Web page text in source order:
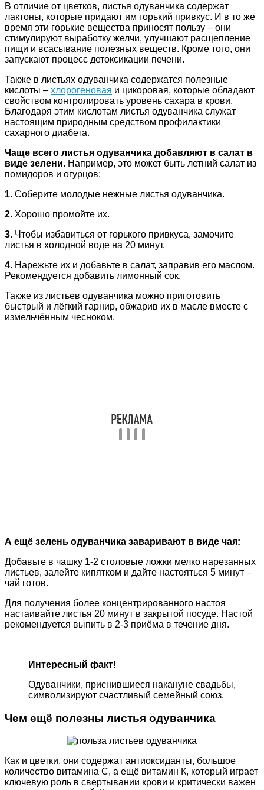
В отличие от цветков, листья одуванчика содержат
лактоны, которые придают им горький привкус. И в то же
время эти горькие вещества приносят пользу – они
стимулируют выработку желчи, улучшают расщепление
пищи и всасывание полезных веществ. Кроме того, они
запускают процесс детоксикации печени.
Также в листьях одуванчика содержатся полезные
кислоты – хлорогеновая и цикоровая, которые обладают
свойством контролировать уровень сахара в крови.
Благодаря этим кислотам листья одуванчика служат
настоящим природным средством профилактики
сахарного диабета.
Чаще всего листья одуванчика добавляют в салат в
виде зелени. Например, это может быть летний салат из
помидоров и огурцов:
1. Соберите молодые нежные листья одуванчика.
2. Хорошо промойте их.
3. Чтобы избавиться от горького привкуса, замочите
листья в холодной воде на 20 минут.
4. Нарежьте их и добавьте в салат, заправив его маслом.
Рекомендуется добавить лимонный сок.
Также из листьев одуванчика можно приготовить
быстрый и лёгкий гарнир, обжарив их в масле вместе с
измельчённым чесноком.
А ещё зелень одуванчика заваривают в виде чая:
Добавьте в чашку 1-2 столовые ложки мелко нарезанных
листьев, залейте кипятком и дайте настояться 5 минут –
чай готов.
Для получения более концентрированного настоя
настаивайте листья 20 минут в закрытой посуде. Настой
рекомендуется выпить в 2-3 приёма в течение дня.
Интересный факт!
Одуванчики, приснившиеся накануне свадьбы,
символизируют счастливый семейный союз.
Чем ещё полезны листья одуванчика
Как и цветки, они содержат антиоксиданты, большое
количество витамина С, а ещё витамин К, который играет
ключевую роль в свертывании крови и критически важен